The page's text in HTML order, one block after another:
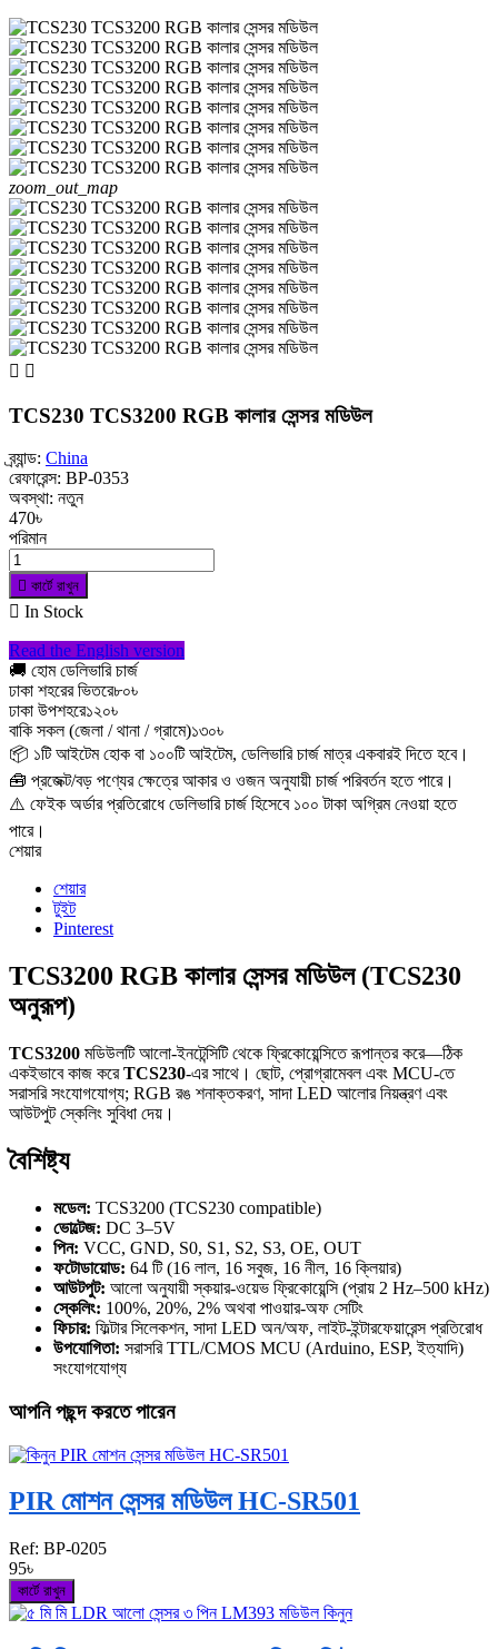
zoom_out_map
 
TCS230 TCS3200 RGB কালার সেন্সর মডিউল
ব্র্যান্ড: China
রেফারেন্স: BP-0353
অবস্থা: নতুন
470৳
পরিমান
 কার্টে রাখুন
 In Stock
Read the English version
🚚 হোম ডেলিভারি চার্জ
ঢাকা শহরের ভিতরে৮০৳
ঢাকা উপশহরে১২০৳
বাকি সকল (জেলা / থানা / গ্রামে)১৩০৳
📦 ১টি আইটেম হোক বা ১০০টি আইটেম, ডেলিভারি চার্জ মাত্র একবারই দিতে হবে।
🧰 প্রজেক্ট/বড় পণ্যের ক্ষেত্রে আকার ও ওজন অনুযায়ী চার্জ পরিবর্তন হতে পারে।
⚠️ ফেইক অর্ডার প্রতিরোধে ডেলিভারি চার্জ হিসেবে ১০০ টাকা অগ্রিম নেওয়া হতে
পারে।
শেয়ার
শেয়ার
টুইট
Pinterest
TCS3200 RGB কালার সেন্সর মডিউল (TCS230
অনুরূপ)
TCS3200 মডিউলটি আলো-ইনটেন্সিটি থেকে ফ্রিকোয়েন্সিতে রূপান্তর করে—ঠিক
একইভাবে কাজ করেTCS230-এর সাথে। ছোট, প্রোগ্রামেবল এবং MCU-তে
সরাসরি সংযোগযোগ্য; RGB রঙ শনাক্তকরণ, সাদা LED আলোর নিয়ন্ত্রণ এবং
আউটপুট স্কেলিং সুবিধা দেয়।
বৈশিষ্ট্য
মডেল: TCS3200 (TCS230 compatible)
ভোল্টেজ: DC 3–5V
পিন: VCC, GND, S0, S1, S2, S3, OE, OUT
ফটোডায়োড: 64 টি (16 লাল, 16 সবুজ, 16 নীল, 16 ক্লিয়ার)
আউটপুট: আলো অনুযায়ী স্কয়ার-ওয়েভ ফ্রিকোয়েন্সি (প্রায় 2 Hz–500 kHz)
স্কেলিং: 100%, 20%, 2% অথবা পাওয়ার-অফ সেটিং
ফিচার: ফিল্টার সিলেকশন, সাদা LED অন/অফ, লাইট-ইন্টারফেয়ারেন্স প্রতিরোধ
উপযোগিতা: সরাসরি TTL/CMOS MCU (Arduino, ESP, ইত্যাদি)
সংযোগযোগ্য
আপনি পছন্দ করতে পারেন
PIR মোশন সেন্সর মডিউল HC-SR501
Ref: BP-0205
95৳
কার্টে রাখুন